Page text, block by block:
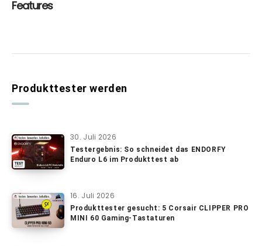
Produkttester werden
30. Juli 2026
Testergebnis: So schneidet das ENDORFY
Enduro L6 im Produkttest ab
16. Juli 2026
Produkttester gesucht: 5 Corsair CLIPPER PRO
MINI 60 Gaming-Tastaturen